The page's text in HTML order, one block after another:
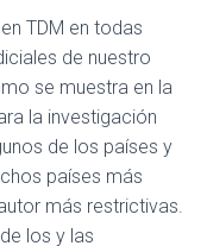
TDM en todas
de nuestro
se muestra en la
la investigación
de los países y
países más
más restrictivas.
los y las